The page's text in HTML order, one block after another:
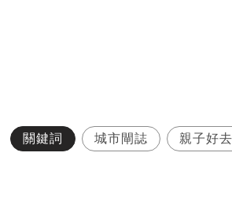
關鍵詞 城市閘誌 親子好